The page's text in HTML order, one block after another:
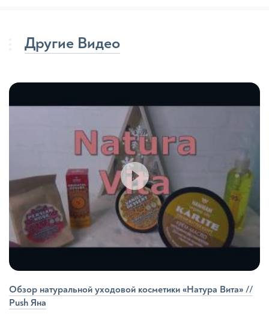
Другие Видео
Обзор натуральной уходовой косметики «Натура Вита» //
Push Яна